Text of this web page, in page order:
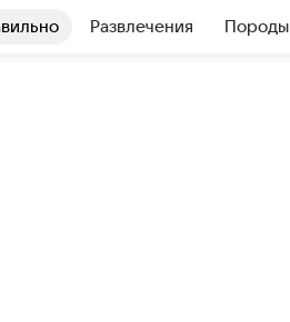
Развлечения Породы